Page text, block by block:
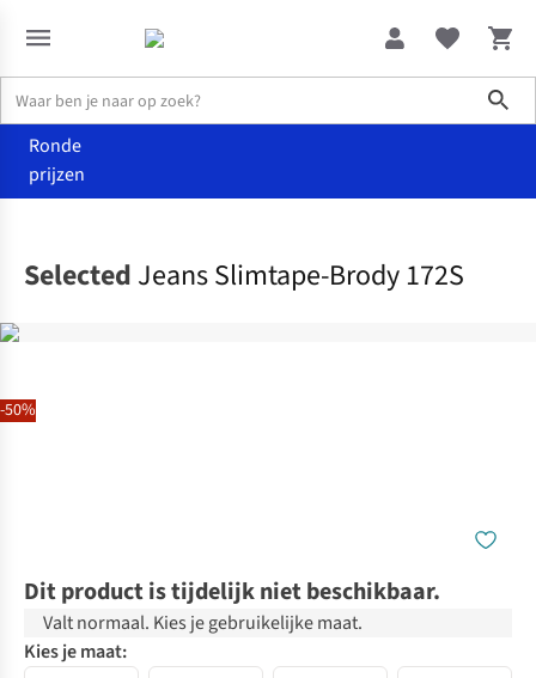
Ronde
prijzen
-50%
Selected Jeans Slimtape-Brody 172S
Dit product is tijdelijk niet beschikbaar.
Valt normaal. Kies je gebruikelijke maat.
Kies je maat: